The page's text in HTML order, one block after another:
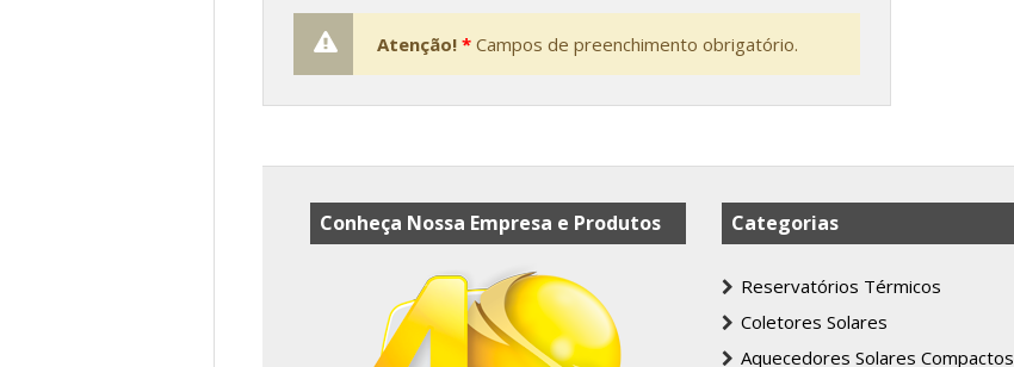
Atenção! * Campos de preenchimento obrigatório.
Conheça Nossa Empresa e Produtos Categorias
Reservatórios Térmicos
Coletores Solares
Aquecedores Solares Compactos